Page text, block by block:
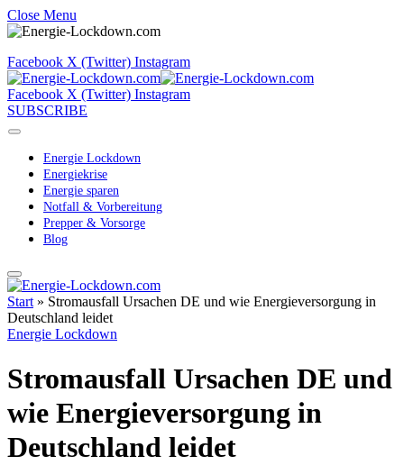
Close Menu
Facebook X (Twitter) Instagram
Facebook X (Twitter) Instagram
SUBSCRIBE
Energie Lockdown
Energiekrise
Energie sparen
Notfall & Vorbereitung
Prepper & Vorsorge
Blog
Start » Stromausfall Ursachen DE und wie Energieversorgung in
Deutschland leidet
Energie Lockdown
Stromausfall Ursachen DE und
wie Energieversorgung in
Deutschland leidet